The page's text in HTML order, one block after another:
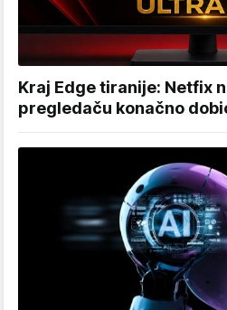
Kraj Edge tiranije: Netfix
pregledaču konačno